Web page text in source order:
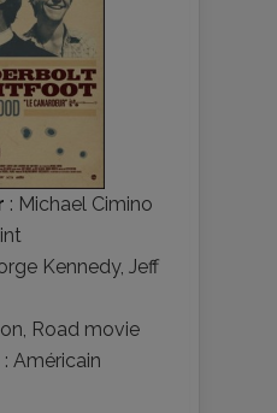
: Michael Cimino
Kennedy, Jeff
, Road movie
: Américain